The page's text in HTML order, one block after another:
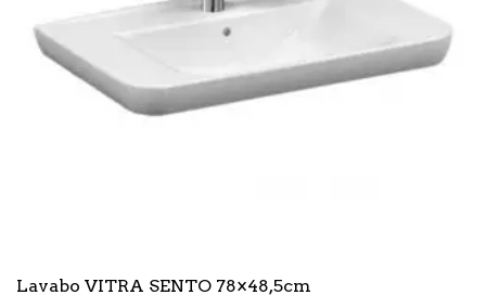
Lavabo VITRA SENTO 78×48,5cm